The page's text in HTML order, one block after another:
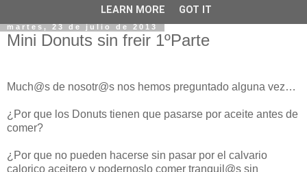
martes, 23 de julio de 2013
Mini Donuts sin freir 1ºParte
Much@s de nosotr@s nos hemos preguntado alguna vez…
¿Por que los Donuts tienen que pasarse por aceite antes de
comer?
¿Por que no pueden hacerse sin pasar por el calvario
calorico aceitero y podernoslo comer tranquil@s sin
LEARN MORE GOT IT